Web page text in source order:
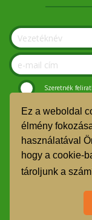
Ez a weboldal
élmény
használatával
hogy a cookie-
tároljunk a
Szeretnék
©